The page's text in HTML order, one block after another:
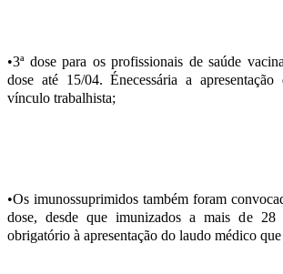
•3ª dose para os profissionais de saúde
dose até 15/04. Énecessária a
vínculo trabalhista;
•Os imunossuprimidos também foram
dose, desde que imunizados a mais de
obrigatório à apresentação do laudo médico